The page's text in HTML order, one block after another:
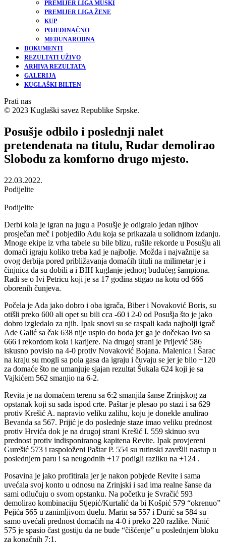
PREMIJER LIGA MUŠKI
PREMIJER LIGA ŽENE
KUP
POJEDINAČNO
MEĐUNARODNA
DOKUMENTI
REZULTATI UŽIVO
ARHIVA REZULTATA
GALERIJA
KUGLAŠKI BILTEN
Prati nas
© 2023 Kuglaški savez Republike Srpske.
Posušje odbilo i poslednji nalet
pretendenata na titulu, Rudar demolirao
Slobodu za komforno drugo mjesto.
22.03.2022.
Podijelite
Podijelite
Derbi kola je igran na jugu a Posušje je odigralo jedan njihov
prosječan meč i pobjedilo Adu koja se prikazala u solidnom izdanju.
Mnoge ekipe iz vrha tabele su bile blizu, rušile rekorde u Posušju ali
domaći igraju koliko treba kad je najbolje. Možda i najvažnije sa
ovog derbija pored približavanja domaćih tituli na milimetar je i
činjnica da su dobili a i BIH kuglanje jednog budućeg šampiona.
Radi se o Ivi Petricu koji je sa 17 godina stigao na kotu od 666
oborenih čunjeva.
Počela je Ada jako dobro i oba igrača, Biber i Novaković Boris, su
otišli preko 600 ali opet su bili cca -60 i 2-0 od Posušja što je jako
dobro izgledalo za njih. Ipak snovi su se raspali kada najbolji igrač
Ade Galić sa čak 638 nije uspio do boda jer ga je dočekao Ivo sa
666 i rekordom kola i karijere. Na drugoj strani je Prljević 586
iskusno povisio na 4-0 protiv Novaković Bojana. Malenica i Šarac
na kraju su mogli sa pola gasa da igraju i čuvaju se jer je bilo +120
za domaće što ne umanjuje sjajan rezultat Šukala 624 koji je sa
Vajkićem 562 smanjio na 6-2.
Revita je na domaćem terenu sa 6:2 smanjila šanse Zrinjskog za
opstanak koji su sada ispod crte. Paštar je plesao po stazi i sa 629
protiv Krešić A. napravio veliku zalihu, koju je donekle anulirao
Bevanda sa 567. Prijić je do poslednje staze imao veliku prednost
protiv Hrvića dok je na drugoj strani Krešić I. 559 skinuo svu
prednost protiv indisponiranog kapitena Revite. Ipak provjereni
Gurešić 573 i raspoloženi Paštar P. 554 su rutinski završili nastup u
poslednjem paru i sa neugodnih +17 podigli razliku na +124 .
Posavina je jako profitirala jer je nakon pobjede Revite i sama
uvećala svoj konto u odnosu na Zrinjski i sad ima realne šanse da
sami odlučuju o svom opstanku. Na početku je Svračić 593
demolirao kombinaciju Stjepić/Kurtalić da bi Košpić 579 “okrenuo”
Pejića 565 u zanimljivom duelu. Marin sa 557 i Đurić sa 584 su
samo uvećali prednost domaćih na 4-0 i preko 220 razlike. Ninić
575 je spasio čast gostiju da ne bude “čišćenje” u poslednjem bloku
za konačnih 7:1.